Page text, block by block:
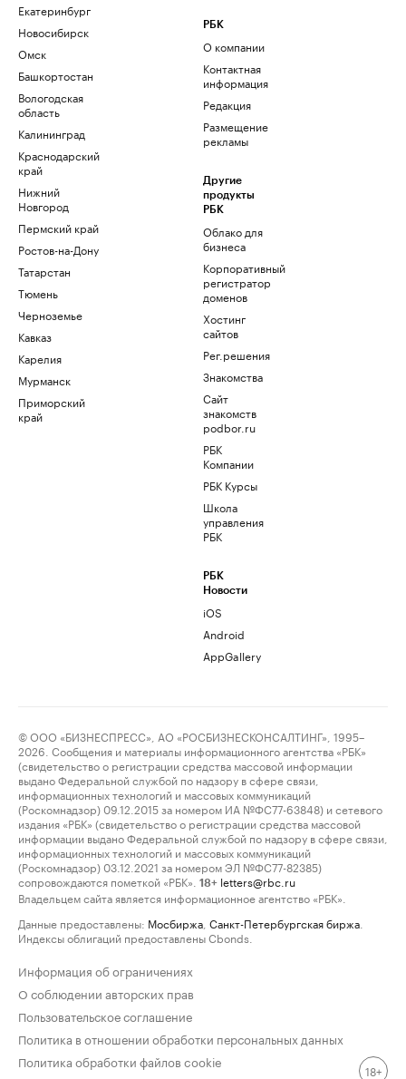
Екатеринбург
Новосибирск
Омск
Башкортостан
Вологодская
область
Калининград
Краснодарский
край
Нижний
Новгород
Пермский край
Ростов-на-Дону
Татарстан
Тюмень
Черноземье
Кавказ
Карелия
Мурманск
Приморский
край
РБК
О компании
Контактная
информация
Редакция
Размещение
рекламы
Другие
продукты
РБК
Облако для
бизнеса
Корпоративный
регистратор
доменов
Хостинг
сайтов
Рег.решения
Знакомства
Сайт
знакомств
podbor.ru
РБК
Компании
РБК Курсы
Школа
управления
РБК
РБК
Новости
iOS
Android
AppGallery
© ООО «БИЗНЕСПРЕСС», АО «РОСБИЗНЕСКОНСАЛТИНГ», 1995–
2026. Сообщения и материалы информационного агентства «РБК»
(свидетельство о регистрации средства массовой информации
выдано Федеральной службой по надзору в сфере связи,
информационных технологий и массовых коммуникаций
(Роскомнадзор) 09.12.2015 за номером ИА №ФС77-63848) и сетевого
издания «РБК» (свидетельство о регистрации средства массовой
информации выдано Федеральной службой по надзору в сфере связи,
информационных технологий и массовых коммуникаций
(Роскомнадзор) 03.12.2021 за номером ЭЛ №ФС77-82385)
сопровождаются пометкой «РБК».
18+ letters@rbc.ru
Владельцем сайта является информационное агентство «РБК».
Данные предоставлены: Мосбиржа Санкт-Петербургская биржа
Индексы облигаций предоставлены Cbonds.
Информация об ограничениях
О соблюдении авторских прав
Пользовательское соглашение
Политика в отношении обработки персональных данных
Политика обработки файлов cookie
18+